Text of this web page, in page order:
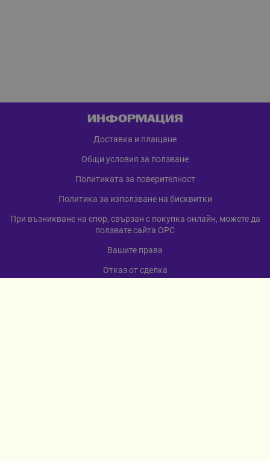
ИНФОРМАЦИЯ
Доставка и плащане
Общи условия за ползване
Политиката за поверителност
Политика за използване на бисквитки
При възникване на спор, свързан с покупка онлайн, можете да
ползвате сайта ОРС
Вашите права
Отказ от сделка